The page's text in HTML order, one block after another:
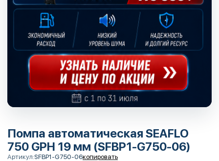
Помпа автоматическая SEAFLO
750 GPH 19 мм (SFBP1-G750-06)
Артикул:SFBP1-G750-06копировать